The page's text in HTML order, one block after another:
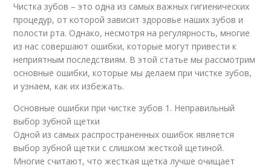
Чистка зубов – это одна из самых важных гигиенических
процедур, от которой зависит здоровье наших зубов и
полости рта. Однако, несмотря на регулярность, многие
из нас совершают ошибки, которые могут привести к
неприятным последствиям. В этой статье мы рассмотрим
основные ошибки, которые мы делаем при чистке зубов,
и узнаем, как их избежать.
Основные ошибки при чистке зубов 1. Неправильный
выбор зубной щетки
Одной из самых распространенных ошибок является
выбор зубной щетки с слишком жесткой щетиной.
Многие считают, что жесткая щетка лучше очищает